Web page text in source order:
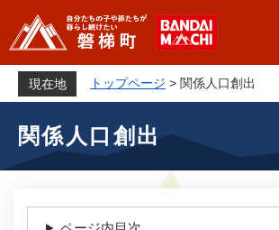
ジ
メニューを飛ばして本文へ
現在地 トップページ > 関係人口創出
関係人口創出